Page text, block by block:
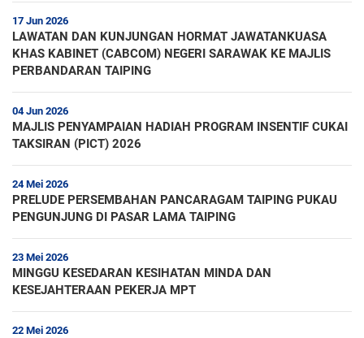
17 Jun 2026
LAWATAN DAN KUNJUNGAN HORMAT JAWATANKUASA
KHAS KABINET (CABCOM) NEGERI SARAWAK KE MAJLIS
PERBANDARAN TAIPING
04 Jun 2026
MAJLIS PENYAMPAIAN HADIAH PROGRAM INSENTIF CUKAI
TAKSIRAN (PICT) 2026
24 Mei 2026
PRELUDE PERSEMBAHAN PANCARAGAM TAIPING PUKAU
PENGUNJUNG DI PASAR LAMA TAIPING
23 Mei 2026
MINGGU KESEDARAN KESIHATAN MINDA DAN
KESEJAHTERAAN PEKERJA MPT
22 Mei 2026